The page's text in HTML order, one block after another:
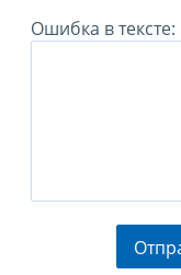
Ошибка в тексте: